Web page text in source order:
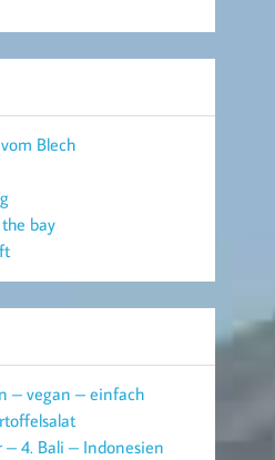
Blech
bay
– vegan – einfach
– 4. Bali – Indonesien